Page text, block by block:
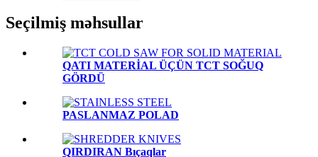
Seçilmiş məhsullar
QATI MATERİAL ÜÇÜN TCT SOĞUQ
GÖRDÜ
PASLANMAZ POLAD
QIRDIRAN Bıçaqlar